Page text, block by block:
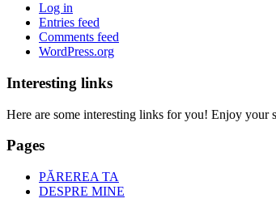
Log in
Entries feed
Comments feed
WordPress.org
Interesting links
Here are some interesting links for you! Enjoy your
Pages
PĂREREA TA
DESPRE MINE